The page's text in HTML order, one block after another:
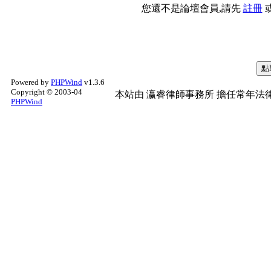
您還不是論壇會員,請先 註冊
Powered by PHPWind v1.3.6
Copyright © 2003-04
PHPWind
本站由 瀛睿律師事務所 擔任常年法